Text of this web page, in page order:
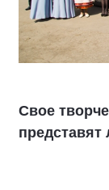
Свое